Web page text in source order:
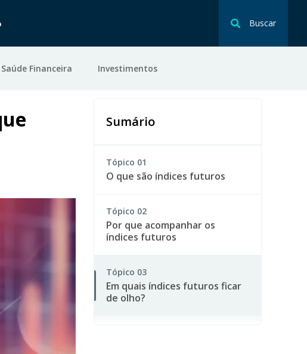
Buscar
Saúde Financeira Investimentos
Sumário
Tópico 01
O que são índices futuros
Tópico 02
Por que acompanhar os
índices futuros
Tópico 03
Em quais índices futuros ficar
de olho?